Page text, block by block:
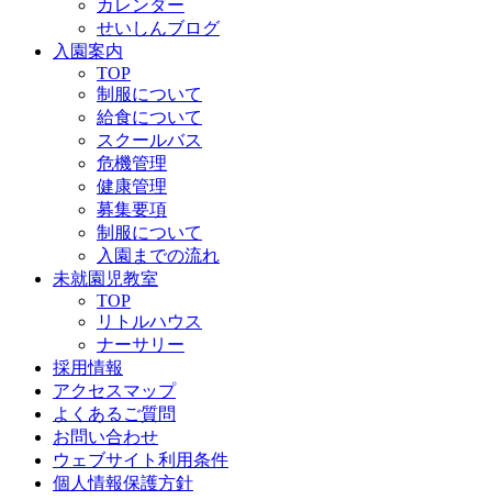
カレンダー
せいしんブログ
入園案内
TOP
制服について
給食について
スクールバス
危機管理
健康管理
募集要項
制服について
入園までの流れ
未就園児教室
TOP
リトルハウス
ナーサリー
採用情報
アクセスマップ
よくあるご質問
お問い合わせ
ウェブサイト利用条件
個人情報保護方針